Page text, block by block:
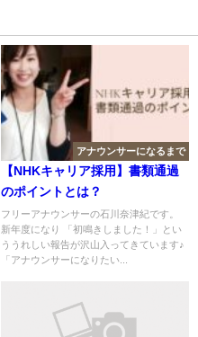
アナウンサーになるまで
【NHKキャリア採用】書類通過
のポイントとは？
フリーアナウンサーの石川奈津紀です。
新年度になり 「初鳴きしました！」とい
ううれしい報告が沢山入ってきています♪
「アナウンサーになりたい...